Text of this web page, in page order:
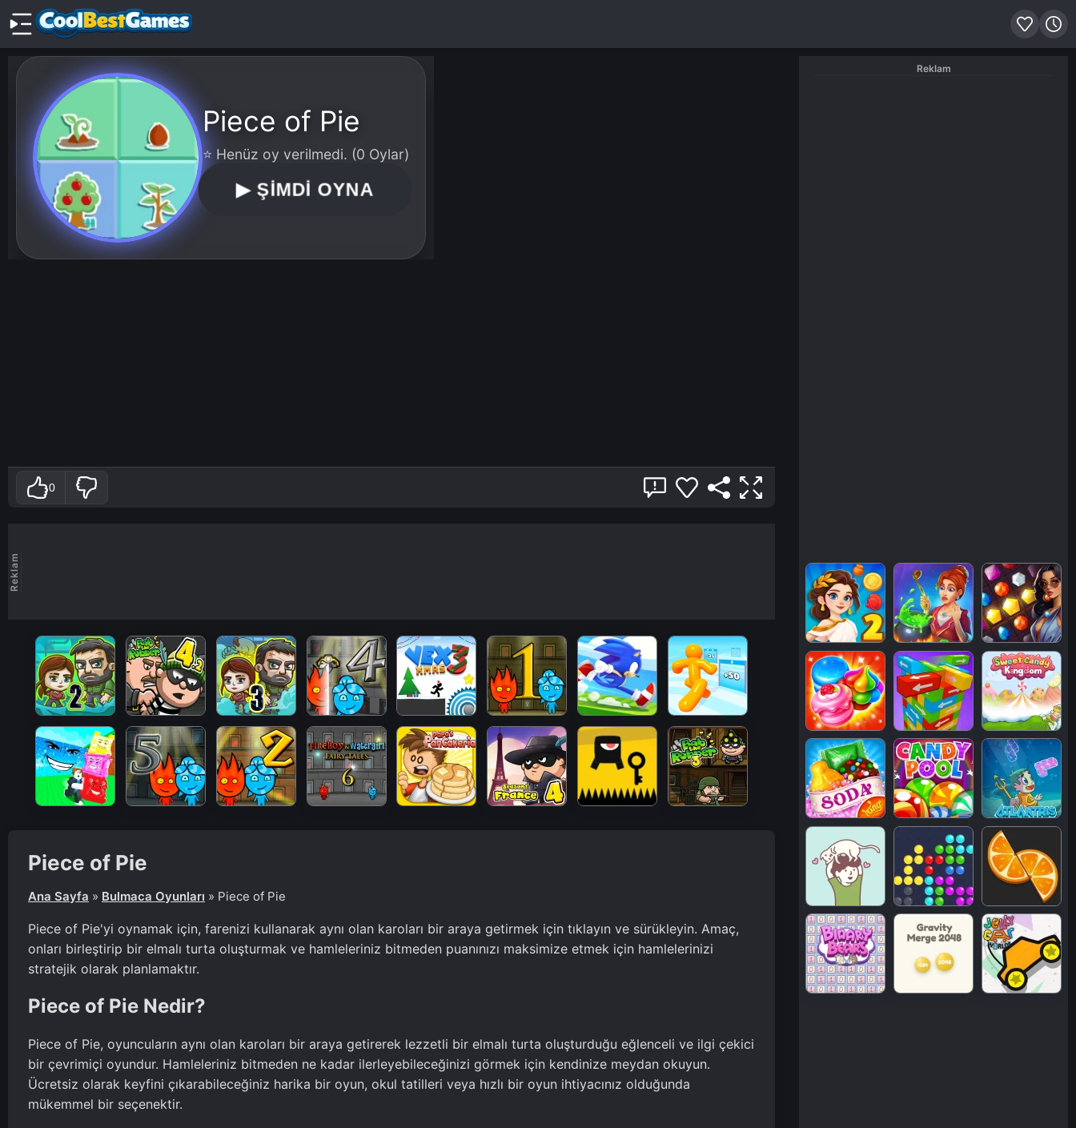
Piece of Pie
Ana Sayfa » Bulmaca Oyunları » Piece of Pie
Piece of Pie'yi oynamak için, farenizi kullanarak aynı olan karoları bir araya getirmek için tıklayın ve sürükleyin. Amaç,
onları birleştirip bir elmalı turta oluşturmak ve hamleleriniz bitmeden puanınızı maksimize etmek için hamlelerinizi
stratejik olarak planlamaktır.
Piece of Pie Nedir?
Piece of Pie, oyuncuların aynı olan karoları bir araya getirerek lezzetli bir elmalı turta oluşturduğu eğlenceli ve ilgi çekici
bir çevrimiçi oyundur. Hamleleriniz bitmeden ne kadar ilerleyebileceğinizi görmek için kendinize meydan okuyun.
Ücretsiz olarak keyfini çıkarabileceğiniz harika bir oyun, okul tatilleri veya hızlı bir oyun ihtiyacınız olduğunda
mükemmel bir seçenektir.
Piece of Pie
⭐ Henüz oy verilmedi. (0 Oylar)
▶ ŞİMDİ OYNA
0
Reklam
Reklam